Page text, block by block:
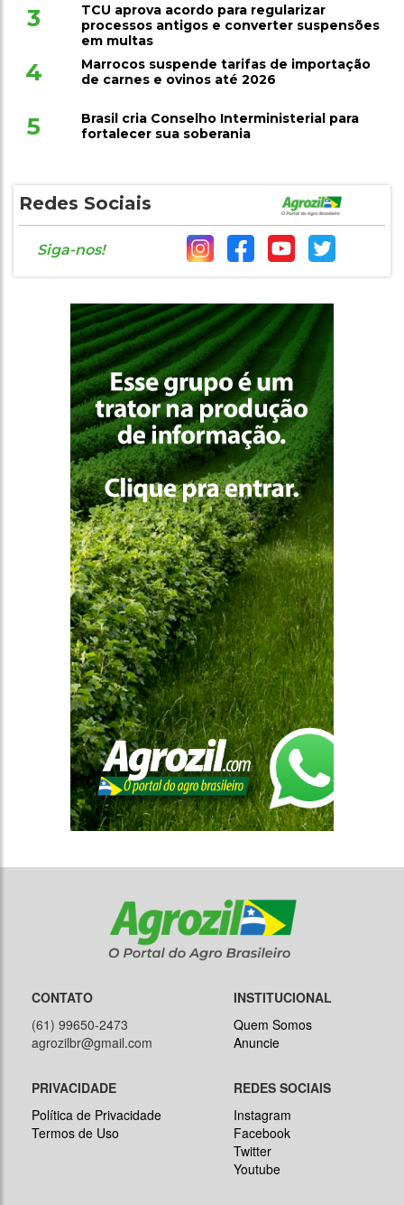
3
TCU aprova acordo para regularizar
processos antigos e converter suspensões
em multas
4
Marrocos suspende tarifas de importação
de carnes e ovinos até 2026
5
Brasil cria Conselho Interministerial para
fortalecer sua soberania
Redes Sociais
Siga-nos!
CONTATO
(61) 99650-2473
agrozilbr@gmail.com
INSTITUCIONAL
Quem Somos
Anuncie
PRIVACIDADE
Política de Privacidade
Termos de Uso
REDES SOCIAIS
Instagram
Facebook
Twitter
Youtube